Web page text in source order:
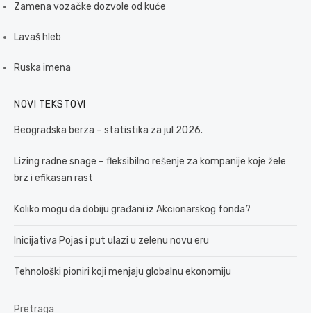
Zamena vozačke dozvole od kuće
Lavaš hleb
Ruska imena
NOVI TEKSTOVI
Beogradska berza – statistika za jul 2026.
Lizing radne snage – fleksibilno rešenje za kompanije koje žele
brz i efikasan rast
Koliko mogu da dobiju građani iz Akcionarskog fonda?
Inicijativa Pojas i put ulazi u zelenu novu eru
Tehnološki pioniri koji menjaju globalnu ekonomiju
Pretraga